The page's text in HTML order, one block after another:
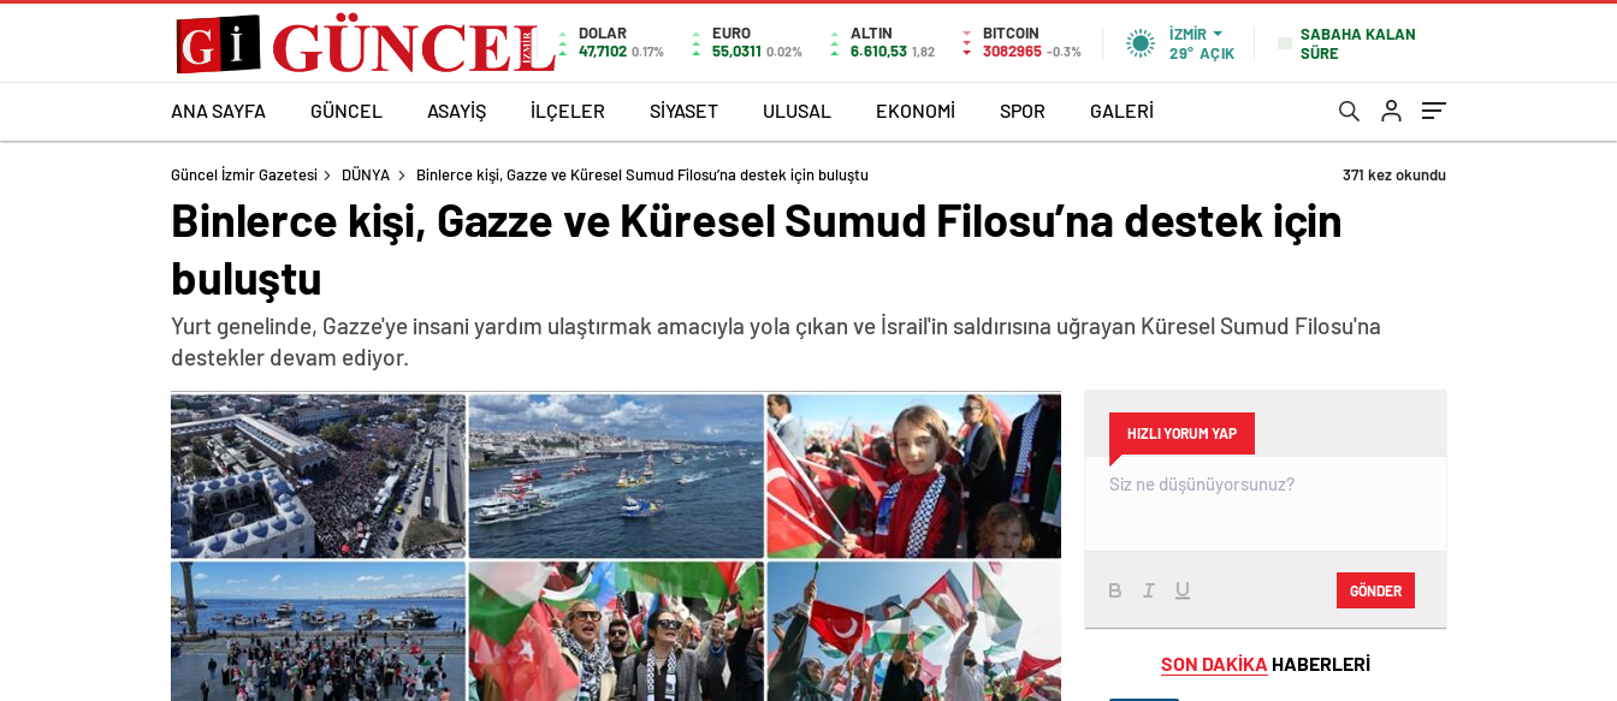
DOLAR
47,7102 0.17%
EURO
55,0311 0.02%
ALTIN
6.610,53 1,82
BITCOIN
3082965 -0.3%
İZMIR
29° AÇIK
SABAHA KALAN
SÜRE
ANA SAYFA GÜNCEL ASAYİŞ İLÇELER SİYASET ULUSAL EKONOMİ SPOR GALERİ
Güncel İzmir Gazetesi DÜNYA Binlerce kişi, Gazze ve Küresel Sumud Filosu’na destek için buluştu 371 kez okundu
Binlerce kişi, Gazze ve Küresel Sumud Filosu’na destek için
buluştu
Yurt genelinde, Gazze'ye insani yardım ulaştırmak amacıyla yola çıkan ve İsrail'in saldırısına uğrayan Küresel Sumud Filosu'na
destekler devam ediyor.
HIZLI YORUM YAP
GÖNDER
SON DAKİKA HABERLERİ